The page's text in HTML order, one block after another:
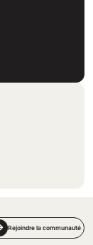
Rejoindre la communauté